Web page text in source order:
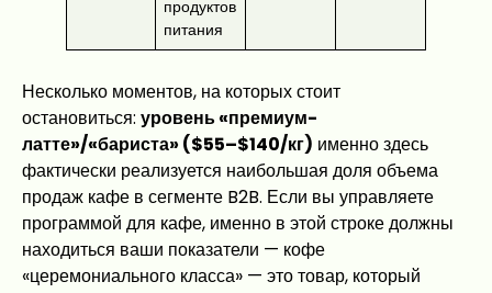
продуктов
питания
Несколько моментов, на которых стоит
остановиться: уровень «премиум-
латте»/«бариста» ($55–$140/кг) именно здесь
фактически реализуется наибольшая доля объема
продаж кафе в сегменте B2B. Если вы управляете
программой для кафе, именно в этой строке должны
находиться ваши показатели — кофе
«церемониального класса» — это товар, который